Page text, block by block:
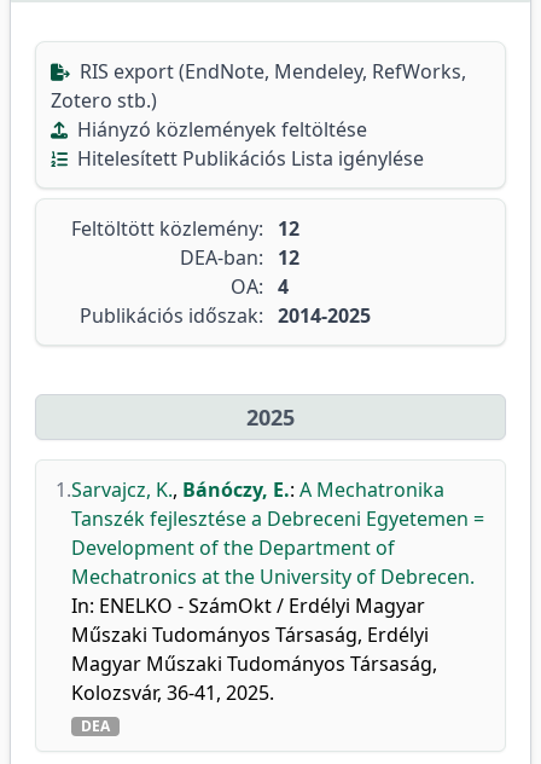
RIS export (EndNote, Mendeley, RefWorks,
Zotero stb.)
Hiányzó közlemények feltöltése
Hitelesített Publikációs Lista igénylése
Feltöltött közlemény:
12
DEA-ban:
12
OA: 4
Publikációs időszak: 2014-2025
2025
1.Sarvajcz, K., Bánóczy, E.: A Mechatronika
Tanszék fejlesztése a Debreceni Egyetemen =
Development of the Department of
Mechatronics at the University of Debrecen.
In: ENELKO - SzámOkt / Erdélyi Magyar
Műszaki Tudományos Társaság, Erdélyi
Magyar Műszaki Tudományos Társaság,
Kolozsvár, 36-41, 2025.
DEA